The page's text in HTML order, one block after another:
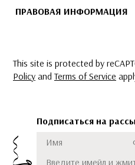
ПРАВОВАЯ ИНФОРМАЦИЯ
This site is protected by
Policy andTerms of Service
Подписаться на
Имя
Подписаться